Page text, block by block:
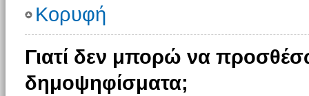
Κορυφή
Γιατί δεν μπορώ να
δημοψηφίσματα;